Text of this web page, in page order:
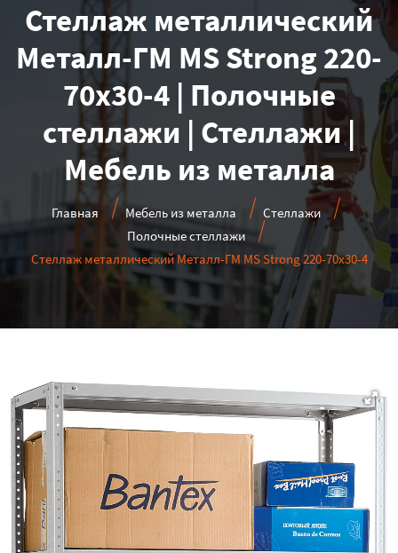
Стеллаж металлический
Металл-ГМ MS Strong 220-
70x30-4 | Полочные
стеллажи | Стеллажи |
Мебель из металла
Главная Мебель из металла
Стеллажи
Полочные стеллажи
Стеллаж металлический Металл-ГМ MS Strong 220-70x30-4